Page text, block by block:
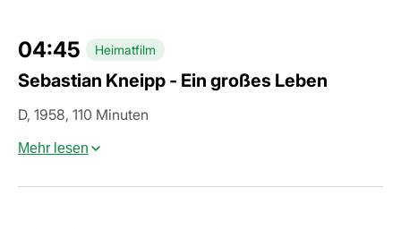
04:45 Heimatfilm
Sebastian Kneipp - Ein großes Leben
D, 1958, 110 Minuten
Mehr lesen